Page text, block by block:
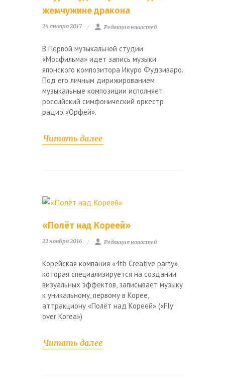
жемчужине дракона
24 января 2017 Редакция новостей
В Первой музыкальной студии
«Мосфильма» идет запись музыки
японского композитора Икуро Фудзиваро.
Под его личным дирижированием
музыкальные композиции исполняет
российский симфонический оркестр
радио «Орфей».
Читать далее
«Полёт над Кореей»
22 ноября 2016 Редакция новостей
Корейская компания «4th Creative party»,
которая специализируется на создании
визуальных эффектов, записывает музыку
к уникальному, первому в Корее,
аттракциону «Полёт над Кореей» («Fly
over Korea»)
Читать далее